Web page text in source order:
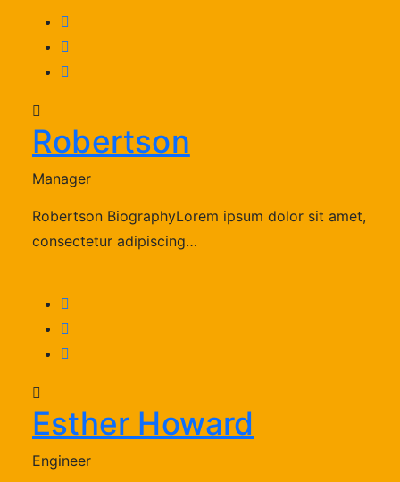
Robertson
Manager
Robertson BiographyLorem ipsum dolor sit amet,
consectetur adipiscing…
Esther Howard
Engineer